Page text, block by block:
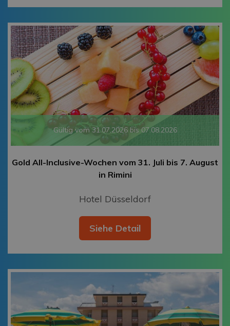
Gültig vom 31.07.2026 bis 07.08.2026
Gold All-Inclusive-Wochen vom 31. Juli bis 7. August
in Rimini
Hotel Düsseldorf
Siehe Detail